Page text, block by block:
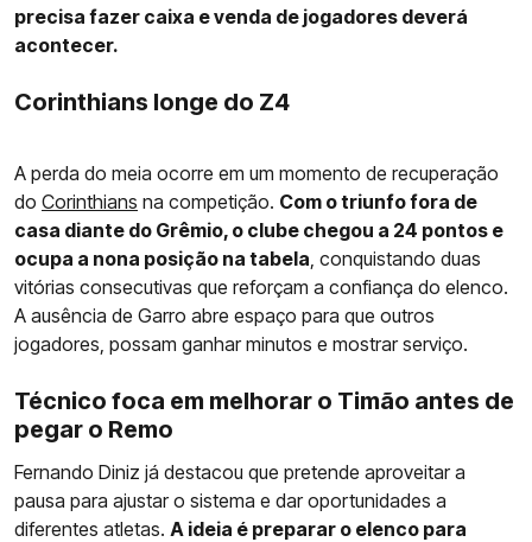
precisa fazer caixa e venda de jogadores deverá
acontecer.
Corinthians longe do Z4
A perda do meia ocorre em um momento de recuperação
do Corinthians na competição. Com o triunfo fora de
casa diante do Grêmio, o clube chegou a 24 pontos e
ocupa a nona posição na tabela , conquistando duas
vitórias consecutivas que reforçam a confiança do elenco.
A ausência de Garro abre espaço para que outros
jogadores, possam ganhar minutos e mostrar serviço.
Técnico foca em melhorar o Timão antes de
pegar o Remo
Fernando Diniz já destacou que pretende aproveitar a
pausa para ajustar o sistema e dar oportunidades a
diferentes atletas. A ideia é preparar o elenco para